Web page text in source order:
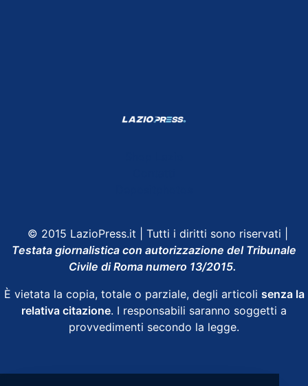
© 2015 LazioPress.it | Tutti i diritti sono riservati |
Testata giornalistica con autorizzazione del Tribunale
Civile di Roma numero 13/2015.
È vietata la copia, totale o parziale, degli articoli senza la
relativa citazione. I responsabili saranno soggetti a
provvedimenti secondo la legge.